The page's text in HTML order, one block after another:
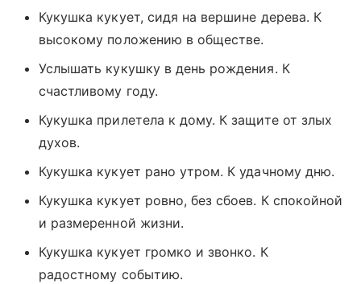
Кукушка кукует, сидя на вершине дерева. К
высокому положению в обществе.
Услышать кукушку в день рождения. К
счастливому году.
Кукушка прилетела к дому. К защите от злых
духов.
Кукушка кукует рано утром. К удачному дню.
Кукушка кукует ровно, без сбоев. К спокойной
и размеренной жизни.
Кукушка кукует громко и звонко. К
радостному событию.